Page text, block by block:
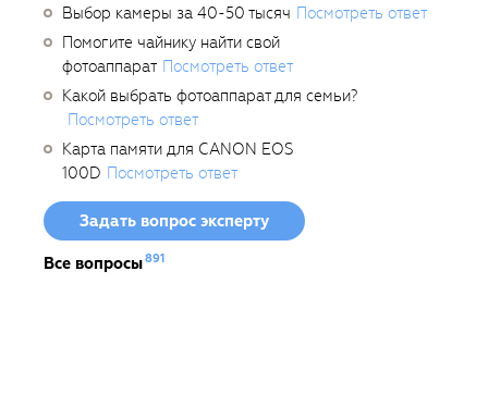
Выбор камеры за 40-50 тысяч Посмотреть ответ
Помогите чайнику найти свой
фотоаппарат Посмотреть ответ
Какой выбрать фотоаппарат для семьи?
Посмотреть ответ
Карта памяти для CANON EOS
100D Посмотреть ответ
Задать вопрос эксперту
Все вопросы891